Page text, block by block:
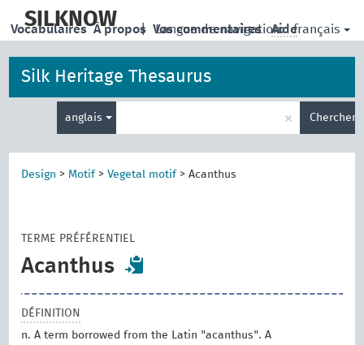
main
SILKNOW | Langue de navigation: français
Vocabulaires À propos Vos commentaires Aide
Silk Heritage Thesaurus
anglais
de
recherche
× Chercher
Design > Motif >Vegetal motif >Acanthus
TERME PRÉFÉRENTIEL
Acanthus
DÉFINITION
n. A term borrowed from the Latin "acanthus". A